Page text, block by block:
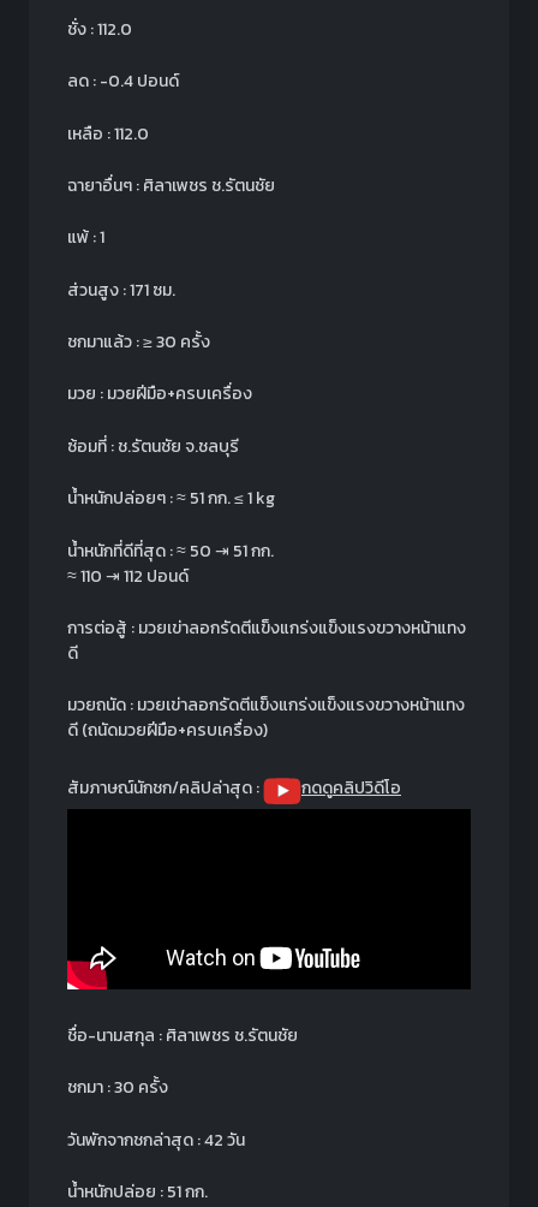
ชั่ง : 112.0
ลด : -0.4 ปอนด์
เหลือ : 112.0
ฉายาอื่นๆ : ศิลาเพชร ช.รัตนชัย
แพ้ : 1
ส่วนสูง : 171 ซม.
ชกมาแล้ว : ≥ 30 ครั้ง
มวย : มวยฝีมือ+ครบเครื่อง
ซ้อมที่ : ช.รัตนชัย จ.ชลบุรี
น้ำหนักปล่อยๆ :≈51 กก.≤ 1 kg
น้ำหนักที่ดีที่สุด :≈50 ⇥ 51 กก.
≈110 ⇥ 112 ปอนด์
การต่อสู้ : มวยเข่าลอกรัดตีแข็งแกร่งแข็งแรงขวางหน้าแทง
ดี
มวยถนัด : มวยเข่าลอกรัดตีแข็งแกร่งแข็งแรงขวางหน้าแทง
ดี (ถนัดมวยฝีมือ+ครบเครื่อง)
สัมภาษณ์นักชก/คลิปล่าสุด : กดดูคลิปวิดีโอ
ชื่อ-นามสกุล : ศิลาเพชร ช.รัตนชัย
ชกมา : 30 ครั้ง
วันพักจากชกล่าสุด : 42 วัน
น้ำหนักปล่อย : 51 กก.